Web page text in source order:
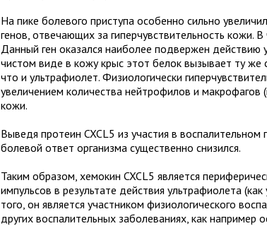
На пике болевого приступа особенно сильно
генов, отвечающих за гиперчувствительность кожи.
Данный ген оказался наиболее подвержен действию
чистом виде в кожу крыс этот белок вызывает ту же
что и ультрафиолет. Физиологически
увеличением количества нейтрофилов и макрофагов
кожи.
Выведя протеин CXCL5 из участия в воспалительном
болевой ответ организма существенно снизился.
Таким образом, хемокин CXCL5 является
импульсов в результате действия ультрафиолета
того, он является участником физиологического
других воспалительных заболеваниях, как например